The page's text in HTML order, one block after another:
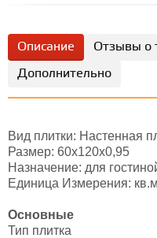
Описание Отзывы о
Дополнительно
Вид плитки: Настенная
Размер: 60х120х0,95
Назначение: для
Единица Измерения:
Основные
Тип плитка